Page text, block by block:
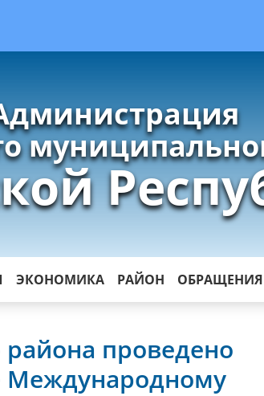
ЭКОНОМИКА РАЙОН
проведено
Международному